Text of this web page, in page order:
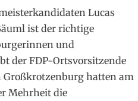
Lucas
ist der richtige
und
der FDP-Ortsvorsitzende
Großkrotzenburg hatten am
Mehrheit die